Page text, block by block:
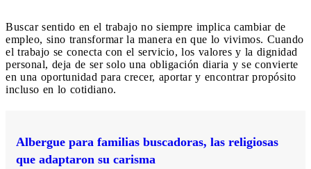
Buscar sentido en el trabajo no siempre implica cambiar de
empleo, sino transformar la manera en que lo vivimos. Cuando
el trabajo se conecta con el servicio, los valores y la dignidad
personal, deja de ser solo una obligación diaria y se convierte
en una oportunidad para crecer, aportar y encontrar propósito
incluso en lo cotidiano.
Albergue para familias buscadoras, las religiosas
que adaptaron su carisma